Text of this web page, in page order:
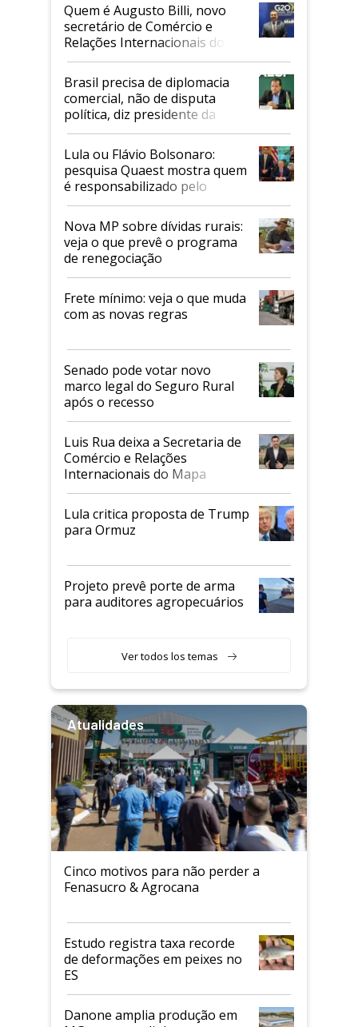
Quem é Augusto Billi, novo
secretário de Comércio e
Relações Internacionais do
Mapa
Brasil precisa de diplomacia
comercial, não de disputa
política, diz presidente da
Faesp
Lula ou Flávio Bolsonaro:
pesquisa Quaest mostra quem
é responsabilizado pelo
tarifaço dos EUA
Nova MP sobre dívidas rurais:
veja o que prevê o programa
de renegociação
Frete mínimo: veja o que muda
com as novas regras
Senado pode votar novo
marco legal do Seguro Rural
após o recesso
Luis Rua deixa a Secretaria de
Comércio e Relações
Internacionais do Mapa
Lula critica proposta de Trump
para Ormuz
Projeto prevê porte de arma
para auditores agropecuários
Ver todos los temas
Atualidades
Cinco motivos para não perder a
Fenasucro & Agrocana
Estudo registra taxa recorde
de deformações em peixes no
ES
Danone amplia produção em